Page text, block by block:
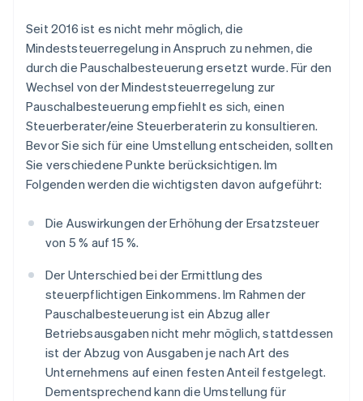
Seit 2016 ist es nicht mehr möglich, die
Mindeststeuerregelung in Anspruch zu nehmen, die
durch die Pauschalbesteuerung ersetzt wurde. Für den
Wechsel von der Mindeststeuerregelung zur
Pauschalbesteuerung empfiehlt es sich, einen
Steuerberater/eine Steuerberaterin zu konsultieren.
Bevor Sie sich für eine Umstellung entscheiden, sollten
Sie verschiedene Punkte berücksichtigen. Im
Folgenden werden die wichtigsten davon aufgeführt:
Die Auswirkungen der Erhöhung der Ersatzsteuer
von 5 % auf 15 %.
Der Unterschied bei der Ermittlung des
steuerpflichtigen Einkommens. Im Rahmen der
Pauschalbesteuerung ist ein Abzug aller
Betriebsausgaben nicht mehr möglich, stattdessen
ist der Abzug von Ausgaben je nach Art des
Unternehmens auf einen festen Anteil festgelegt.
Dementsprechend kann die Umstellung für